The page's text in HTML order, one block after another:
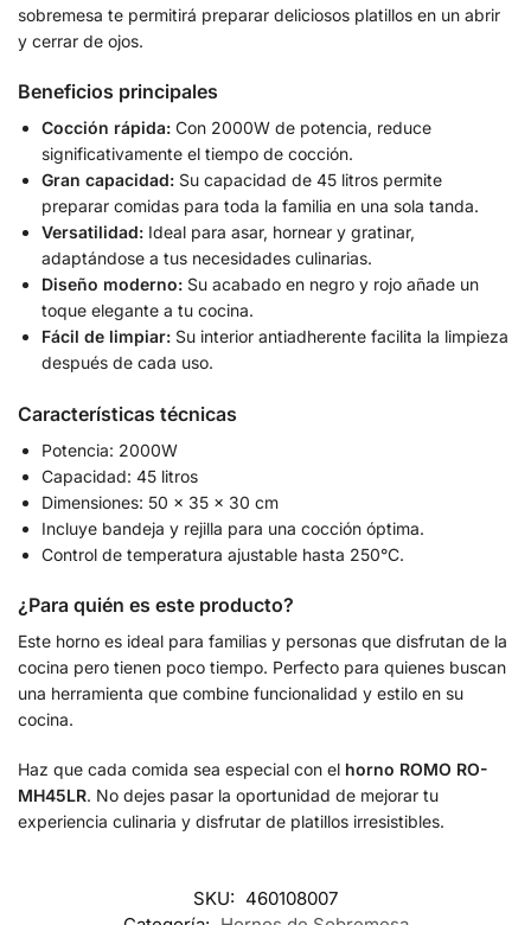
sobremesa te permitirá preparar deliciosos platillos en un abrir
y cerrar de ojos.
Beneficios principales
Cocción rápida: Con 2000W de potencia, reduce
significativamente el tiempo de cocción.
Gran capacidad: Su capacidad de 45 litros permite
preparar comidas para toda la familia en una sola tanda.
Versatilidad: Ideal para asar, hornear y gratinar,
adaptándose a tus necesidades culinarias.
Diseño moderno: Su acabado en negro y rojo añade un
toque elegante a tu cocina.
Fácil de limpiar: Su interior antiadherente facilita la limpieza
después de cada uso.
Características técnicas
Potencia: 2000W
Capacidad: 45 litros
Dimensiones: 50 x 35 x 30 cm
Incluye bandeja y rejilla para una cocción óptima.
Control de temperatura ajustable hasta 250°C.
¿Para quién es este producto?
Este horno es ideal para familias y personas que disfrutan de la
cocina pero tienen poco tiempo. Perfecto para quienes buscan
una herramienta que combine funcionalidad y estilo en su
cocina.
Haz que cada comida sea especial con el horno ROMO RO-
MH45LR. No dejes pasar la oportunidad de mejorar tu
experiencia culinaria y disfrutar de platillos irresistibles.
SKU: 460108007